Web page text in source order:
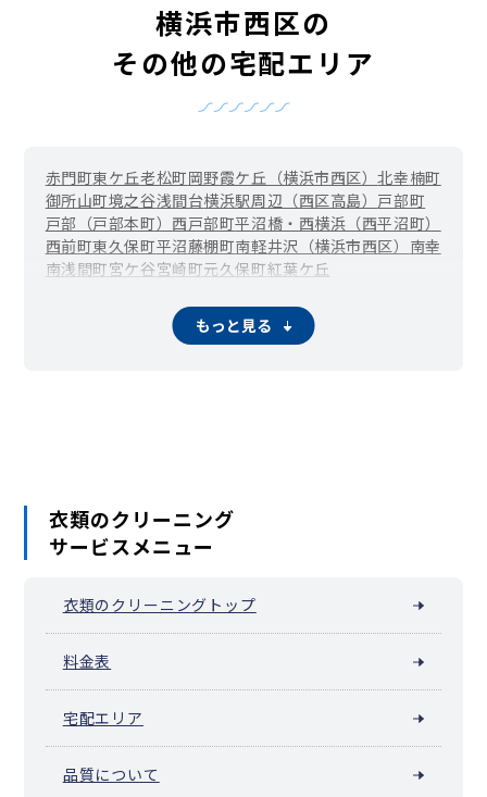
横浜市西区の
その他の宅配エリア
赤門町東ケ丘老松町岡野霞ケ丘（横浜市西区）北幸楠町
御所山町境之谷浅間台横浜駅周辺（西区高島） 戸部町
戸部（戸部本町） 西戸部町平沼橋・西横浜（西平沼町）
西前町東久保町平沼藤棚町南軽井沢（横浜市西区） 南幸
南浅間町宮ケ谷宮崎町元久保町紅葉ケ丘
もっと見る
衣類のクリーニング
サービスメニュー
衣類のクリーニングトップ
料金表
宅配エリア
品質について